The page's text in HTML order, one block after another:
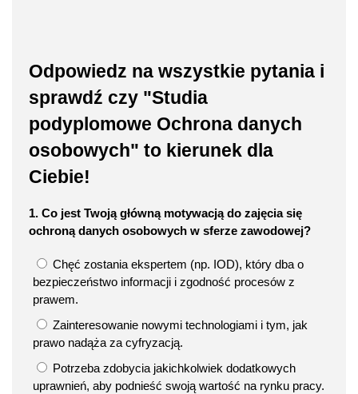
Odpowiedz na wszystkie pytania i
sprawdź czy "Studia
podyplomowe Ochrona danych
osobowych" to kierunek dla
Ciebie!
1. Co jest Twoją główną motywacją do zajęcia się
ochroną danych osobowych w sferze zawodowej?
Chęć zostania ekspertem (np. IOD), który dba o
bezpieczeństwo informacji i zgodność procesów z
prawem.
Zainteresowanie nowymi technologiami i tym, jak
prawo nadąża za cyfryzacją.
Potrzeba zdobycia jakichkolwiek dodatkowych
uprawnień, aby podnieść swoją wartość na rynku pracy.